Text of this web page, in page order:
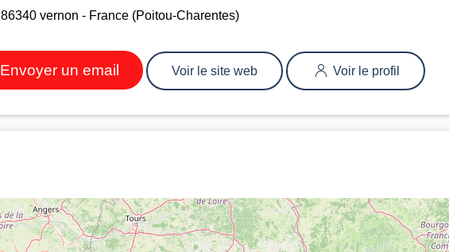
86340 vernon - France (Poitou-Charentes)
Envoyer un email Voir le site web Voir le profil